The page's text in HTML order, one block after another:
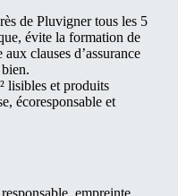
de Pluvigner tous les 5
évite la formation de
clauses d’assurance
lisibles et produits
écoresponsable et
empreinte